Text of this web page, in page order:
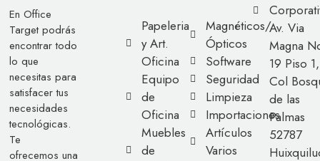
En Office
Target podrás
encontrar todo
lo que
necesitas para
satisfacer tus
necesidades
tecnológicas.
Te
ofrecemos una
Papeleria
y Art.
Oficina
Equipo
de
Oficina
Muebles
de
Magnéticos/
Ópticos
Software
Seguridad
Limpieza
Importaciones
Artículos
Varios
Av. Via
Magna
19 Piso 1,
Col
de las
Palmas
52787